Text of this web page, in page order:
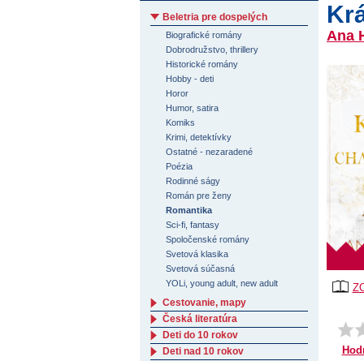
Ana
Beletria pre dospelých
Biografické romány
Dobrodružstvo, thrillery
Historické romány
Hobby - deti
Horor
Humor, satira
Komiks
Krimi, detektívky
Ostatné - nezaradené
Poézia
Rodinné ságy
Román pre ženy
Romantika
Sci-fi, fantasy
Spoločenské romány
Svetová klasika
Svetová súčasná
YOLi, young adult, new adult
Cestovanie, mapy
Česká literatúra
Deti do 10 rokov
Deti nad 10 rokov